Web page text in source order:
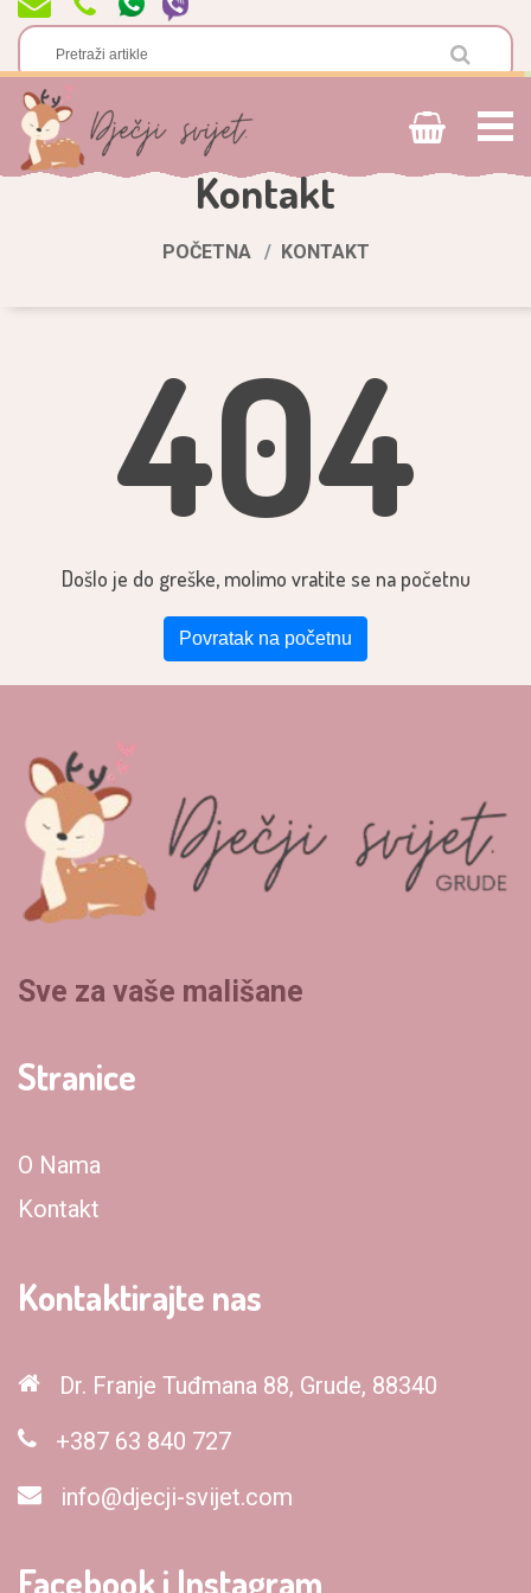
Kontakt
POČETNA KONTAKT
404
Došlo je do greške, molimo vratite se na početnu
Povratak na početnu
Sve za vaše mališane
Stranice
O Nama
Kontakt
Kontaktirajte nas
Dr. Franje Tuđmana 88, Grude, 88340
+387 63 840 727
info@djecji-svijet.com
Facebook i Instagram